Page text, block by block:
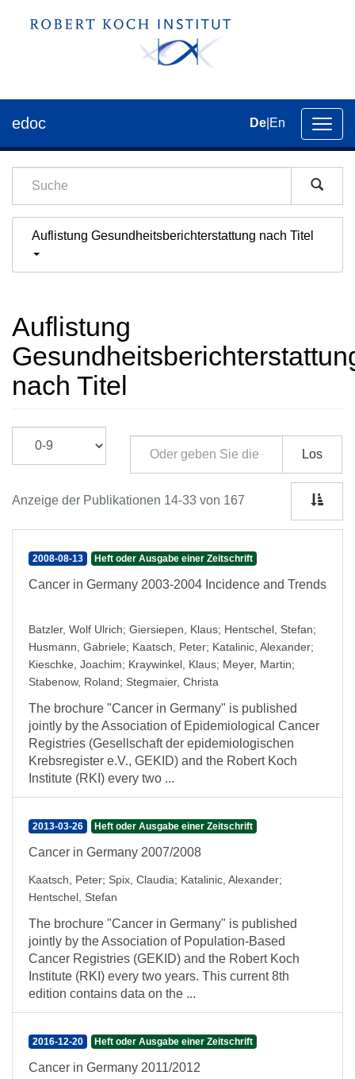
der
edoc De En
Auflistung Gesundheitsberichterstattung nach Titel
Auflistung
nach Titel
Los
Anzeige der Publikationen 14-33 von 167
2008-08-13 Heft oder Ausgabe einer Zeitschrift
Cancer in Germany 2003-2004 Incidence and Trends
Batzler, Wolf Ulrich; Giersiepen, Klaus; Hentschel, Stefan;
Husmann, Gabriele; Kaatsch, Peter; Katalinic, Alexander;
Kieschke, Joachim; Kraywinkel, Klaus; Meyer, Martin;
Stabenow, Roland; Stegmaier, Christa
The brochure "Cancer in Germany" is published
jointly by the Association of Epidemiological Cancer
Registries (Gesellschaft der epidemiologischen
Krebsregister e.V., GEKID) and the Robert Koch
Institute (RKI) every two ...
2013-03-26 Heft oder Ausgabe einer Zeitschrift
Cancer in Germany 2007/2008
Kaatsch, Peter; Spix, Claudia; Katalinic, Alexander;
Hentschel, Stefan
The brochure "Cancer in Germany" is published
jointly by the Association of Population-Based
Cancer Registries (GEKID) and the Robert Koch
Institute (RKI) every two years. This current 8th
edition contains data on the ...
2016-12-20 Heft oder Ausgabe einer Zeitschrift
Cancer in Germany 2011/2012